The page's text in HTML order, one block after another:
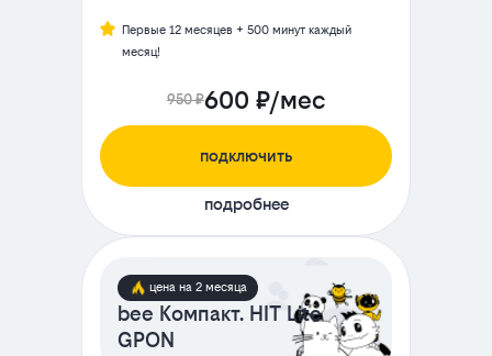
Первые 12 месяцев + 500 минут каждый
месяц!
950 ₽600 ₽/мес
подключить
подробнее
цена на 2 месяца
bee Компакт. HIT Lite
GPON